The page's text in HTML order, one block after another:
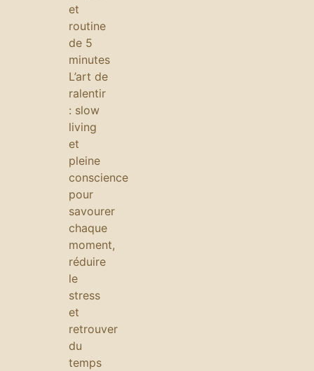
et
routine
de 5
minutes
L’art de
ralentir
: slow
living
et
pleine
conscience
pour
savourer
chaque
moment,
réduire
le
stress
et
retrouver
du
temps